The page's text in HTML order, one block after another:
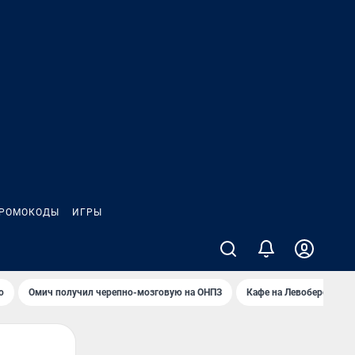
ИГРЫ
Омич получил черепно-мозговую на ОНПЗ Кафе на Левобережье